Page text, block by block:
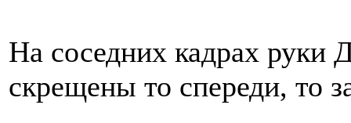
На соседних кадрах руки
скрещены то спереди, то